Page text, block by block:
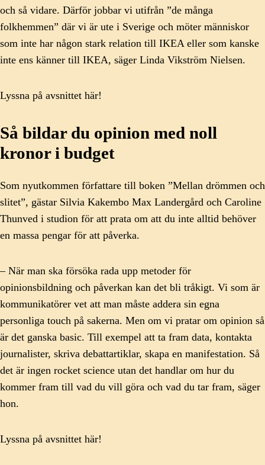
och så vidare. Därför jobbar vi utifrån ”de många
folkhemmen” där vi är ute i Sverige och möter människor
som inte har någon stark relation till IKEA eller som kanske
inte ens känner till IKEA, säger Linda Vikström Nielsen.
Lyssna på avsnittet här!
Så bildar du opinion med noll
kronor i budget
Som nyutkommen författare till boken ”Mellan drömmen och
slitet”, gästar Silvia Kakembo Max Landergård och Caroline
Thunved i studion för att prata om att du inte alltid behöver
en massa pengar för att påverka.
– När man ska försöka rada upp metoder för
opinionsbildning och påverkan kan det bli tråkigt. Vi som är
kommunikatörer vet att man måste addera sin egna
personliga touch på sakerna. Men om vi pratar om opinion så
är det ganska basic. Till exempel att ta fram data, kontakta
journalister, skriva debattartiklar, skapa en manifestation. Så
det är ingen rocket science utan det handlar om hur du
kommer fram till vad du vill göra och vad du tar fram, säger
hon.
Lyssna på avsnittet här!